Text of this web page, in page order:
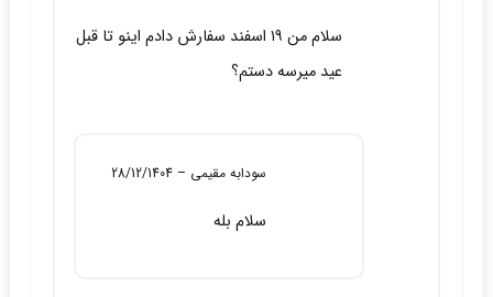
سلام من ۱۹ اسفند سفارش دادم اینو تا قبل
عید میرسه دستم؟
سودابه مقیمی –
28/12/1404
سلام بله